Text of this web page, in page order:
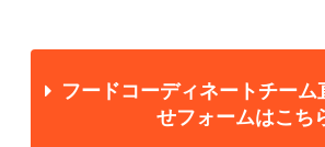
フードコーディネートチーム
せフォームはこち